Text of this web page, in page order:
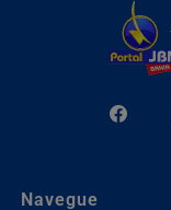
Navegue